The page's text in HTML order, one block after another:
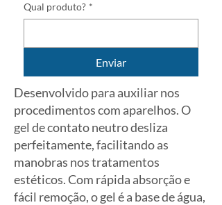
Qual produto? *
Enviar
Desenvolvido para auxiliar nos
procedimentos com aparelhos. O
gel de contato neutro desliza
perfeitamente, facilitando as
manobras nos tratamentos
estéticos. Com rápida absorção e
fácil remoção, o gel é a base de água,